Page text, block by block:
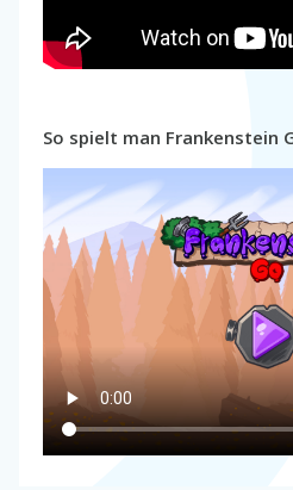
So spielt man Frankenstein